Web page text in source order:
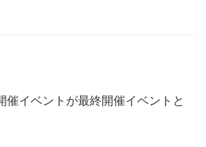
催イベントが最終開催イベントと